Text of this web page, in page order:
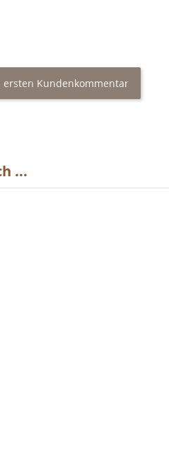
ersten Kundenkommentar
...